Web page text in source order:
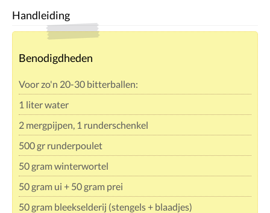
Handleiding
Benodigdheden
Voor zo'n 20-30 bitterballen:
1 liter water
2 mergpijpen, 1 runderschenkel
500 gr runderpoulet
50 gram winterwortel
50 gram ui + 50 gram prei
50 gram bleekselderij (stengels + blaadjes)